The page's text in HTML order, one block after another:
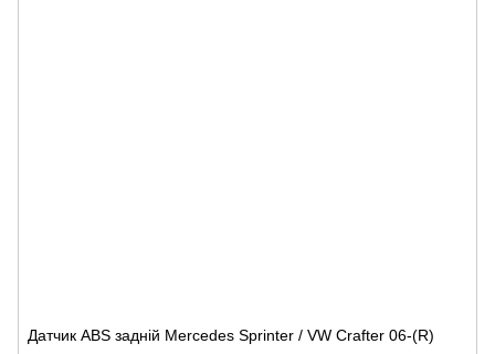
Датчик ABS задній Mercedes Sprinter / VW Crafter 06-(R)